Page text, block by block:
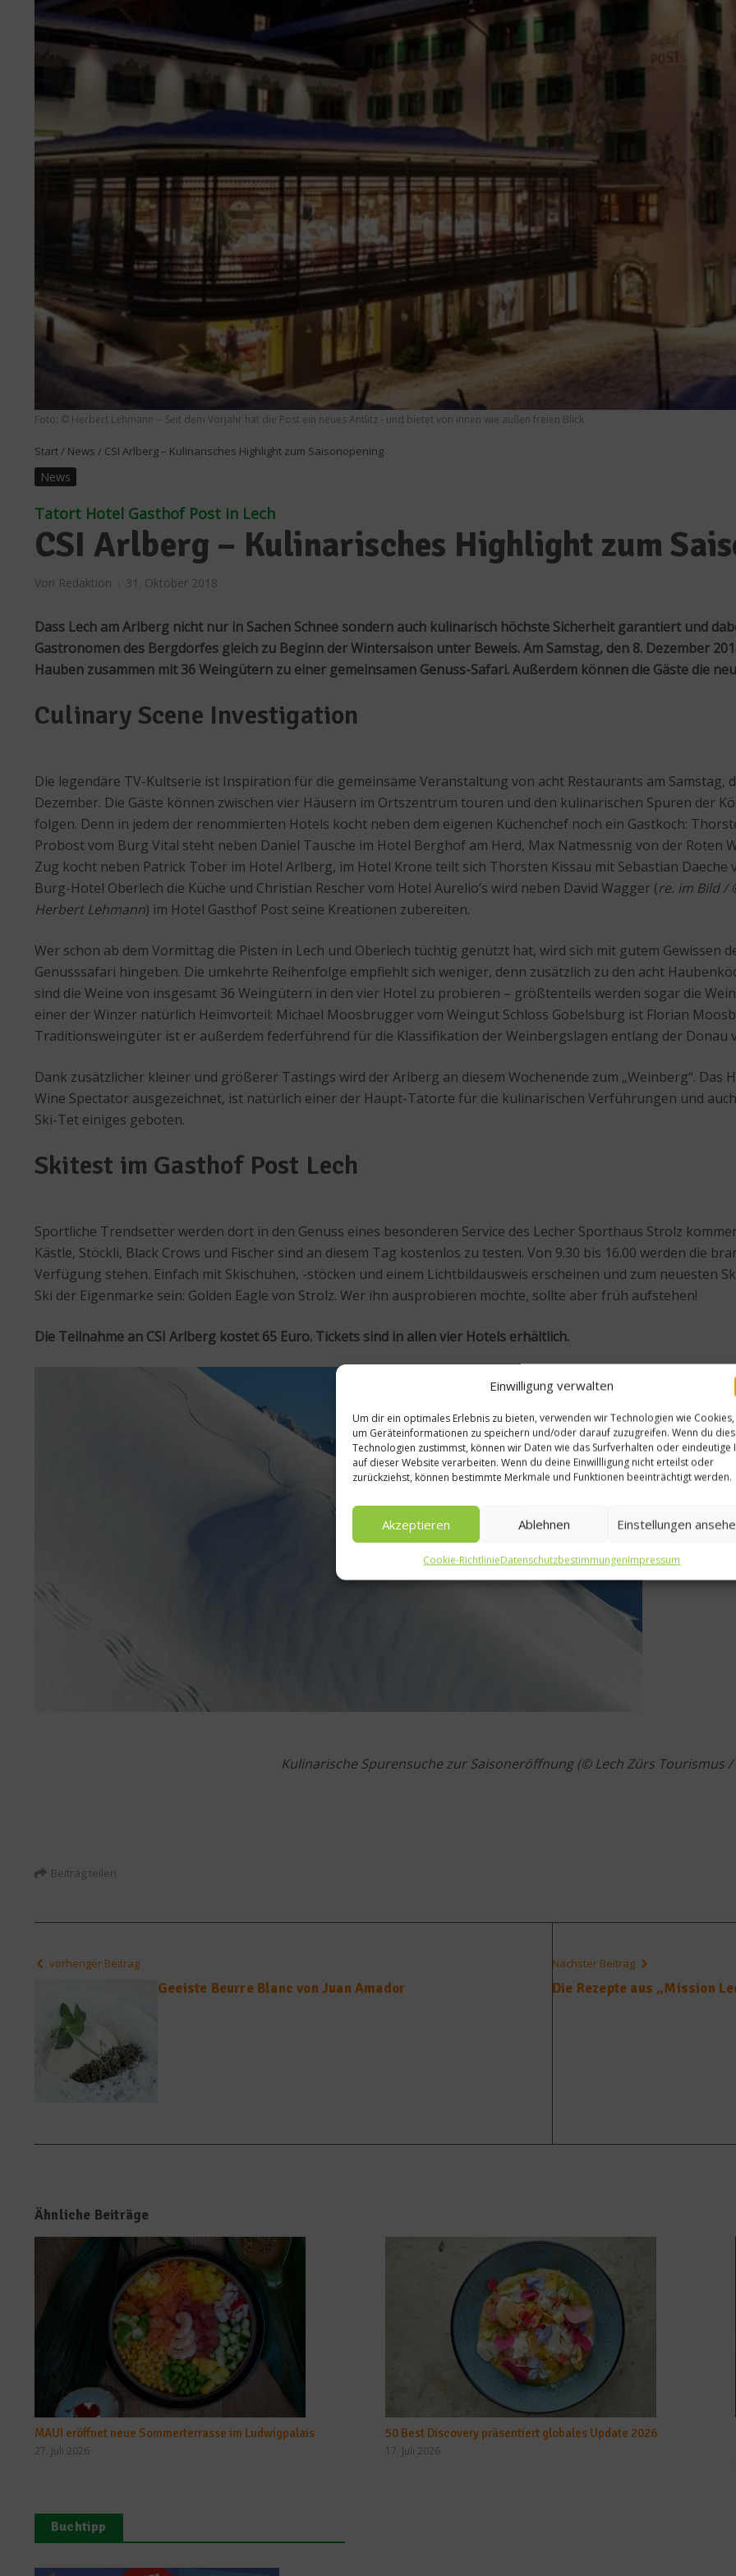
Einwilligung verwalten
Um dir ein optimales Erlebnis zu bieten, verwenden wir Technologien wie Cookies,
um Geräteinformationen zu speichern und/oder darauf zuzugreifen. Wenn du
Technologien zustimmst, können wir Daten wie das Surfverhalten oder eindeutige
auf dieser Website verarbeiten. Wenn du deine Einwillligung nicht erteilst oder
zurückziehst, können bestimmte Merkmale und Funktionen beeinträchtigt werden.
Akzeptieren Ablehnen Einstellungen
Cookie-RichtlinieDatenschutzbestimmungenImpressum
Foto: © Herbert Lehmann -- Seit dem Vorjahr hat die Post ein neues Antlitz - und bietet von innen wie außen freien Blick
Start/ News / CSI Arlberg – Kulinarisches Highlight zum Saisonopening
News
Tatort Hotel Gasthof Post in Lech
CSI Arlberg – Kulinarisches Highlight zum
Von Redaktion 31. Oktober 2018
Dass Lech am Arlberg nicht nur in Sachen Schnee sondern auch kulinarisch höchste Sicherheit garantiert und
Gastronomen des Bergdorfes gleich zu Beginn der Wintersaison unter Beweis. Am Samstag, den 8. Dezember
Hauben zusammen mit 36 Weingütern zu einer gemeinsamen Genuss-Safari. Außerdem können die Gäste die
Culinary Scene Investigation
Die legendäre TV-Kultserie ist Inspiration für die gemeinsame Veranstaltung von acht Restaurants am Samstag,
Dezember. Die Gäste können zwischen vier Häusern im Ortszentrum touren und den kulinarischen Spuren der
folgen. Denn in jedem der renommierten Hotels kocht neben dem eigenen Küchenchef noch ein Gastkoch:
Probost vom Burg Vital steht neben Daniel Tausche im Hotel Berghof am Herd, Max Natmessnig von der Roten
Zug kocht neben Patrick Tober im Hotel Arlberg, im Hotel Krone teilt sich Thorsten Kissau mit Sebastian Daeche
Burg-Hotel Oberlech die Küche und Christian Rescher vom Hotel Aurelio’s wird neben David Wagger (re. im Bild /
Herbert Lehmann) im Hotel Gasthof Post seine Kreationen zubereiten.
Wer schon ab dem Vormittag die Pisten in Lech und Oberlech tüchtig genützt hat, wird sich mit gutem Gewissen
Genusssafari hingeben. Die umkehrte Reihenfolge empfiehlt sich weniger, denn zusätzlich zu den acht
sind die Weine von insgesamt 36 Weingütern in den vier Hotel zu probieren – größtenteils werden sogar die
einer der Winzer natürlich Heimvorteil: Michael Moosbrugger vom Weingut Schloss Gobelsburg ist Florian
Traditionsweingüter ist er außerdem federführend für die Klassifikation der Weinbergslagen entlang der Donau
Dank zusätzlicher kleiner und größerer Tastings wird der Arlberg an diesem Wochenende zum „Weinberg“. Das
Wine Spectator ausgezeichnet, ist natürlich einer der Haupt-Tatorte für die kulinarischen Verführungen und
Ski-Tet einiges geboten.
Skitest im Gasthof Post Lech
Sportliche Trendsetter werden dort in den Genuss eines besonderen Service des Lecher Sporthaus Strolz
Kästle, Stöckli, Black Crows und Fischer sind an diesem Tag kostenlos zu testen. Von 9.30 bis 16.00 werden die
Verfügung stehen. Einfach mit Skischuhen, -stöcken und einem Lichtbildausweis erscheinen und zum neuesten
Ski der Eigenmarke sein: Golden Eagle von Strolz. Wer ihn ausprobieren möchte, sollte aber früh aufstehen!
Die Teilnahme an CSI Arlberg kostet 65 Euro. Tickets sind in allen vier Hotels erhältlich.
Kulinarische Spurensuche zur Saisoneröffnung (© Lech Zürs Tourismus /
Beitrag teilen
vorheriger Beitrag
Geeiste Beurre Blanc von Juan Amador
Nächster Beitrag
Die Rezepte aus „Mission
Ähnliche Beiträge
MAUI eröffnet neue Sommerterrasse im Ludwigpalais
27. Juli 2026
50 Best Discovery präsentiert globales Update 2026
17. Juli 2026
Buchtipp